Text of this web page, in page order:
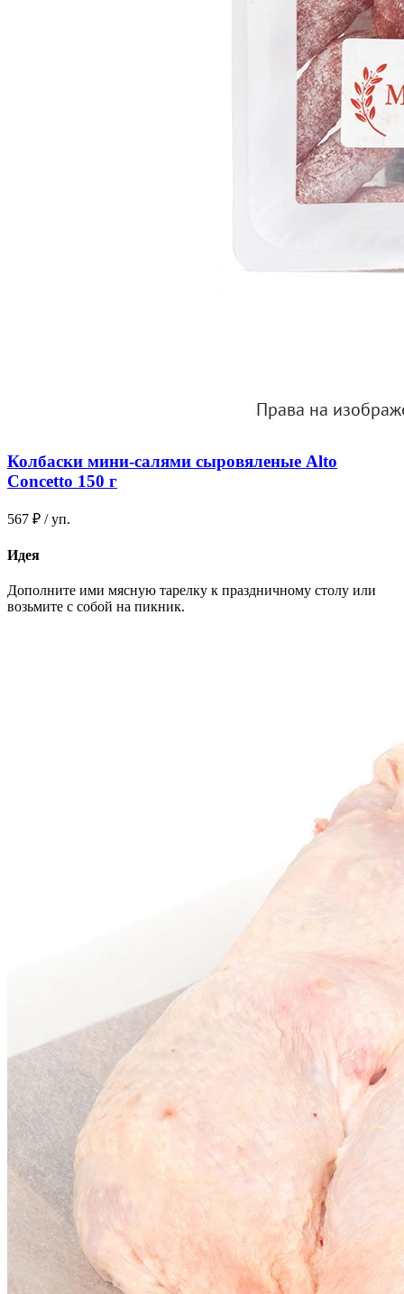
Колбаски мини-салями сыровяленые Alto
Concetto 150 г
567 ₽ / уп.
Идея
Дополните ими мясную тарелку к праздничному столу или
возьмите с собой на пикник.